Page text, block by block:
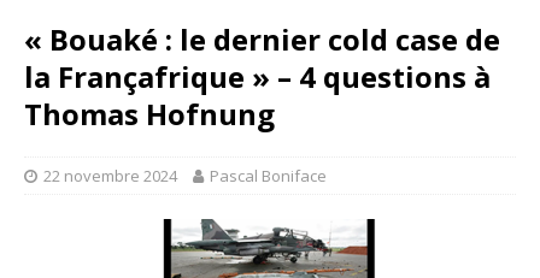
« Bouaké : le dernier cold case de
la Françafrique » – 4 questions à
Thomas Hofnung
22 novembre 2024 Pascal Boniface